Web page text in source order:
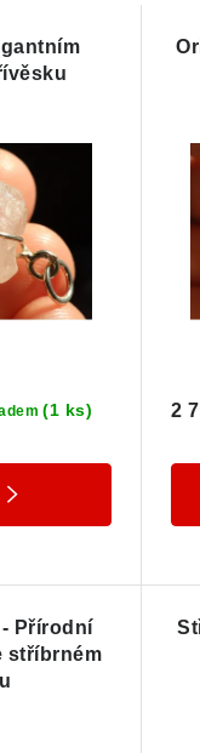
(1 ks) 2
Přírodní
stříbrném